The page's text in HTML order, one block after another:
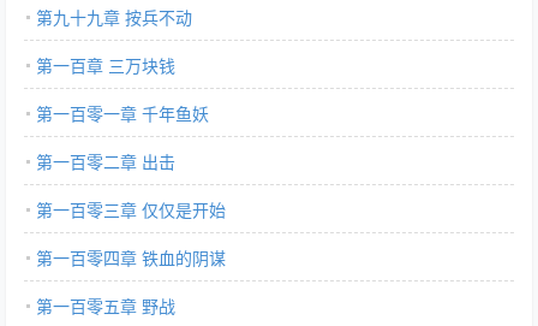
第九十九章 按兵不动
第一百章 三万块钱
第一百零一章 千年鱼妖
第一百零二章 出击
第一百零三章 仅仅是开始
第一百零四章 铁血的阴谋
第一百零五章 野战